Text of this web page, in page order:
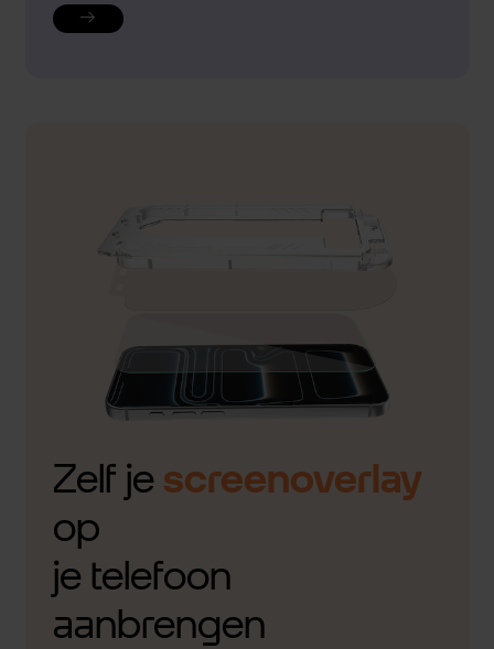
Zelf je screenoverlay
op
je telefoon
aanbrengen